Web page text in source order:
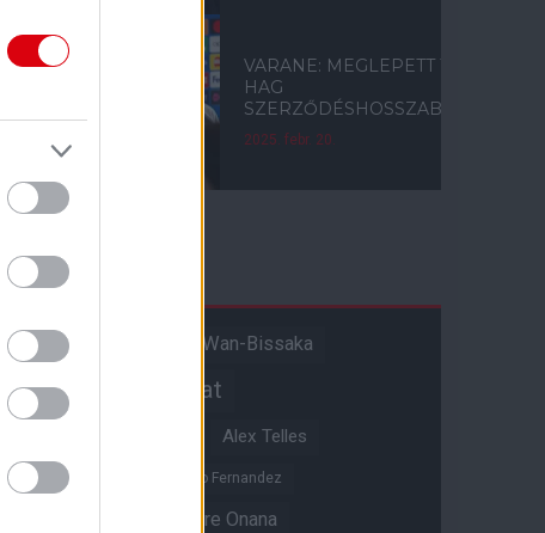
VARANE: MEGLEPETT TEN
HAG
SZERZŐDÉSHOSSZABBÍTÁSA
2025. febr. 20.
Címkék
A hangadó Aaron Wan-Bissaka
Akadémiai csapat
Alex Telles
Altay Bayindir Alvaro Fernandez
Andre Onana